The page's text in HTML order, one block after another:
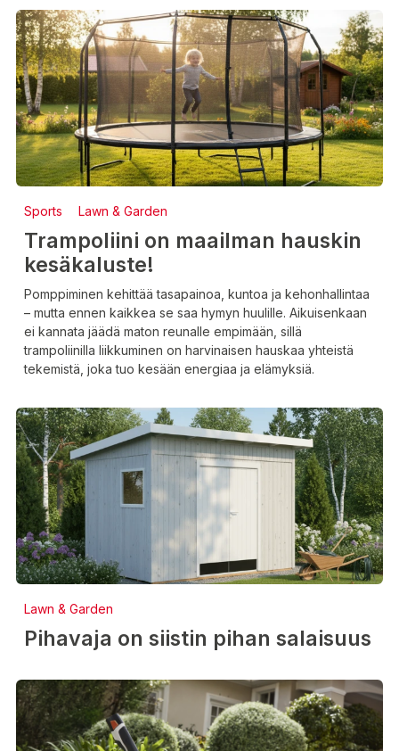
Sports Lawn & Garden
Trampoliini on maailman hauskin
kesäkaluste!
Pomppiminen kehittää tasapainoa, kuntoa ja kehonhallintaa
– mutta ennen kaikkea se saa hymyn huulille. Aikuisenkaan
ei kannata jäädä maton reunalle empimään, sillä
trampoliinilla liikkuminen on harvinaisen hauskaa yhteistä
tekemistä, joka tuo kesään energiaa ja elämyksiä.
Lawn & Garden
Pihavaja on siistin pihan salaisuus